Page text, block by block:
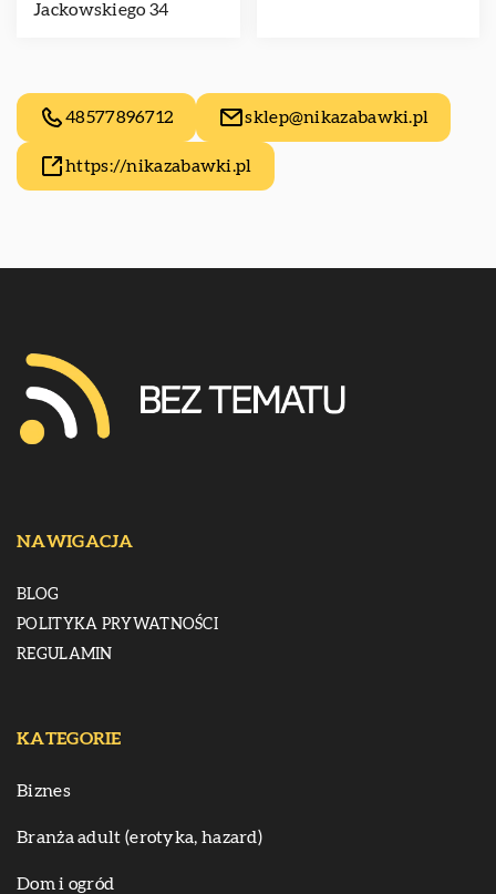
Jackowskiego 34
48577896712 sklep@nikazabawki.pl
https://nikazabawki.pl
NAWIGACJA
BLOG
POLITYKA PRYWATNOŚCI
REGULAMIN
KATEGORIE
Biznes
Branża adult (erotyka, hazard)
Dom i ogród